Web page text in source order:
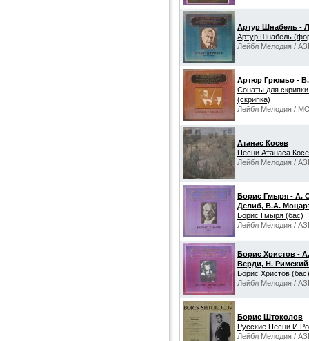
Артур Шнабель -
Артур Шнабель
Лейбл Мелодия /
Артюр Грюмьо -
Сонаты для
(скрипка)
Лейбл Мелодия /
Атанас Косев
Песни Атанаса
Лейбл Мелодия /
Борис Гмыря - А.
Делиб, В.А.
Борис Гмыря (бас)
Лейбл Мелодия /
Борис Христов -
Верди, Н.
Борис Христов (бас)
Лейбл Мелодия /
Борис Штоколов
Русские Песни И
Лейбл Мелодия /